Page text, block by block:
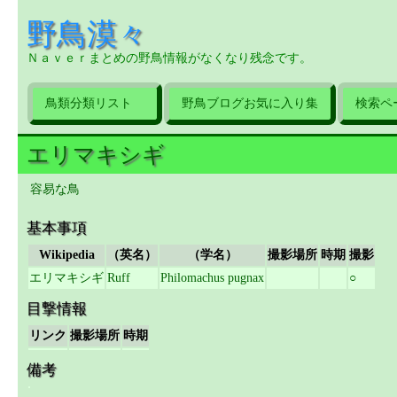
野鳥漠々
Ｎａｖｅｒまとめの野鳥情報がなくなり残念です。
鳥類分類リスト 野鳥ブログお気に入り集 検索ペ
エリマキシギ
容易な鳥
基本事項
Wikipedia （英名） （学名） 撮影場所 時期 撮影
エリマキシギ Ruff Philomachus pugnax ○
目撃情報
リンク 撮影場所 時期
備考